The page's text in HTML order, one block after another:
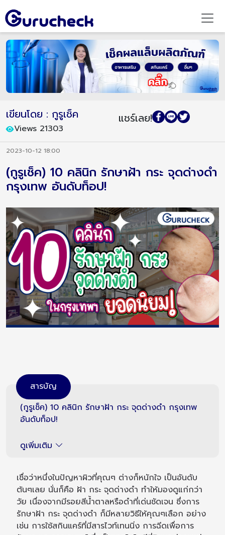
เขียนโดย : กูรูเช็ค
Views 21303
แชร์เลย!
2023-10-12 18:00
(กูรูเช็ค) 10 คลินิก รักษาฝ้า กระ จุดด่างดำ
กรุงเทพ อันดับท็อป!
สารบัญ
(กูรูเช็ค) 10 คลินิก รักษาฝ้า กระ จุดด่างดำ กรุงเทพ
อันดับท็อป!
ดูเพิ่มเติม
เชื่อว่าหนึ่งในปัญหาผิวที่คุณๆ ต่างก็หนักใจ เป็นอันดับ
ต้นๆเลย นั่นก็คือ ฝ้า กระ จุดด่างดำ ทำให้มองดูแก่กว่า
วัย เนื่องจากมีรอยสีน้ำตาลหรือดำที่เด่นชัดเจน ซึ่งการ
รักษาฝ้า กระ จุดด่างดำ ก็มีหลายวิธีให้คุณๆเลือก อย่าง
เช่น การใช้สกินแคร์ที่มีสารไวท์เทนนิ่ง การฉีดเพื่อการ